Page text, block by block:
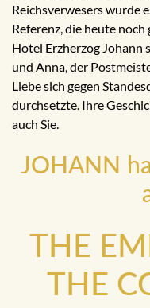
Reichsverwesers wurde
Referenz, die heute
Hotel Erzherzog Johann
und Anna, der
Liebe sich gegen
durchsetzte. Ihre
auch Sie.
JOHANN
THE
THE